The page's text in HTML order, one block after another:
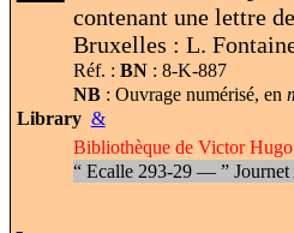
contenant une lettre
Bruxelles : L.
Réf. : BN: 8-K-887
NB: Ouvrage numérisé, en
Library &
Bibliothèque de Victor
“Ecalle 293-29 — ”Journet